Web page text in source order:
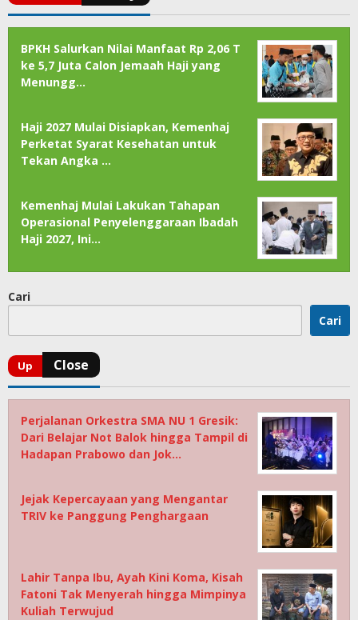
BPKH Salurkan Nilai Manfaat Rp 2,06 T
ke 5,7 Juta Calon Jemaah Haji yang
Menungg…
Haji 2027 Mulai Disiapkan, Kemenhaj
Perketat Syarat Kesehatan untuk
Tekan Angka …
Kemenhaj Mulai Lakukan Tahapan
Operasional Penyelenggaraan Ibadah
Haji 2027, Ini…
Cari
Cari
Perjalanan Orkestra SMA NU 1 Gresik:
Dari Belajar Not Balok hingga Tampil di
Hadapan Prabowo dan Jok…
Jejak Kepercayaan yang Mengantar
TRIV ke Panggung Penghargaan
Lahir Tanpa Ibu, Ayah Kini Koma, Kisah
Fatoni Tak Menyerah hingga Mimpinya
Kuliah Terwujud